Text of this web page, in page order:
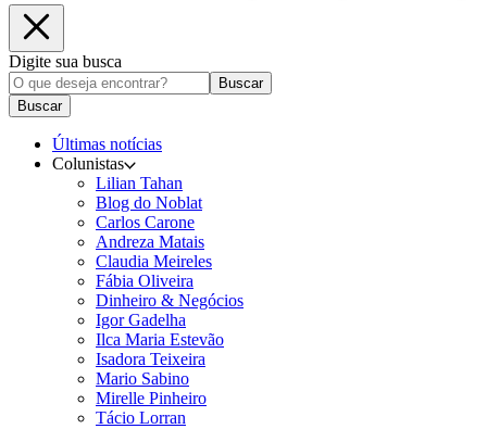
Digite sua busca
Buscar
Buscar
Últimas notícias
Colunistas
Lilian Tahan
Blog do Noblat
Carlos Carone
Andreza Matais
Claudia Meireles
Fábia Oliveira
Dinheiro & Negócios
Igor Gadelha
Ilca Maria Estevão
Isadora Teixeira
Mario Sabino
Mirelle Pinheiro
Tácio Lorran